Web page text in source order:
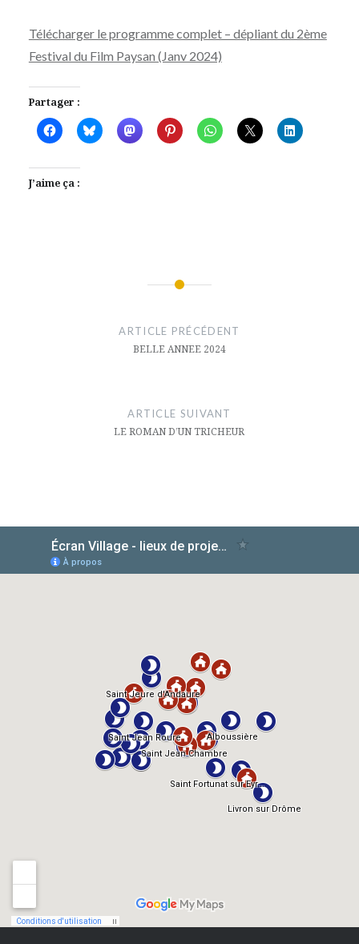
Télécharger le programme complet – dépliant du 2ème
Festival du Film Paysan (Janv 2024)
Partager :
J’aime ça :
ARTICLE PRÉCÉDENT
BELLE ANNEE 2024
ARTICLE SUIVANT
LE ROMAN D’UN TRICHEUR